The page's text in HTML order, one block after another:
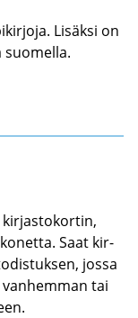
Li­säk­si on
Saat kir­
jossa
tai